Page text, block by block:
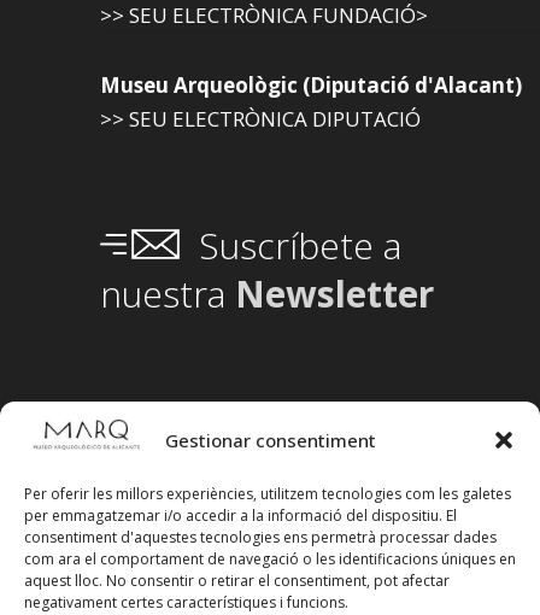
Gestionar consentiment
Per oferir les millors experiències, utilitzem tecnologies com les galetes
per emmagatzemar i/o accedir a la informació del dispositiu. El
consentiment d'aquestes tecnologies ens permetrà processar dades
com ara el comportament de navegació o les identificacions úniques en
aquest lloc. No consentir o retirar el consentiment, pot afectar
negativament certes característiques i funcions.
>> SEU ELECTRÒNICA FUNDACIÓ>
Museu Arqueològic (Diputació d'Alacant)
>> SEU ELECTRÒNICA DIPUTACIÓ
Suscríbete a
nuestra Newsletter